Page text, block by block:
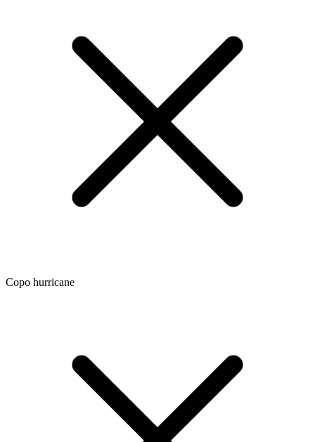
Copo hurricane